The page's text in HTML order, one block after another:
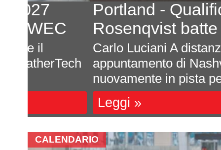
Portland - Qualifica
Rosenqvist batte Palou
Carlo Luciani A distanza di tre
appuntamento di Nashville la
nuovamente in pista per ...
CALENDARIO